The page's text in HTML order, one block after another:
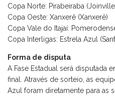
Copa Norte: Pirabeiraba
Copa Oeste: Xanxerê (Xanxerê)
Copa Vale do Itajaí:
Copa Interligas: Estrela Azul
Forma de disputa
A Fase Estadual será disputada
final. Através de sorteio, as
Azul foram diretamente para as